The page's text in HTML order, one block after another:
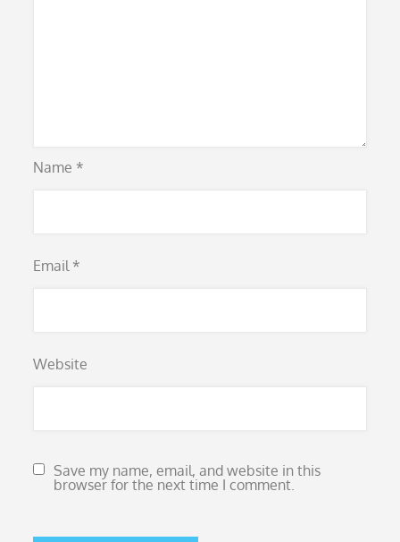
Name *
Email *
Website
Save my name, email, and website in this
browser for the next time I comment.